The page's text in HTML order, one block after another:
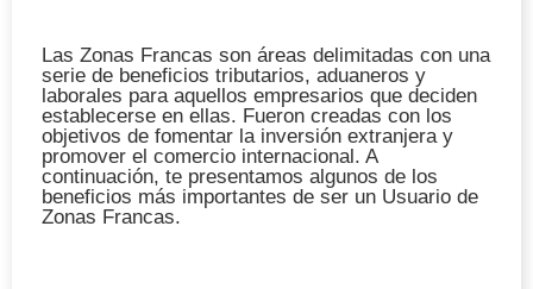
Las Zonas Francas son áreas delimitadas con una
serie de beneficios tributarios, aduaneros y
laborales para aquellos empresarios que deciden
establecerse en ellas. Fueron creadas con los
objetivos de fomentar la inversión extranjera y
promover el comercio internacional. A
continuación, te presentamos algunos de los
beneficios más importantes de ser un Usuario de
Zonas Francas.